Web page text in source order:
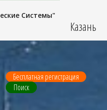
Системы"
Казань
Бесплатная регистрация
Поиск